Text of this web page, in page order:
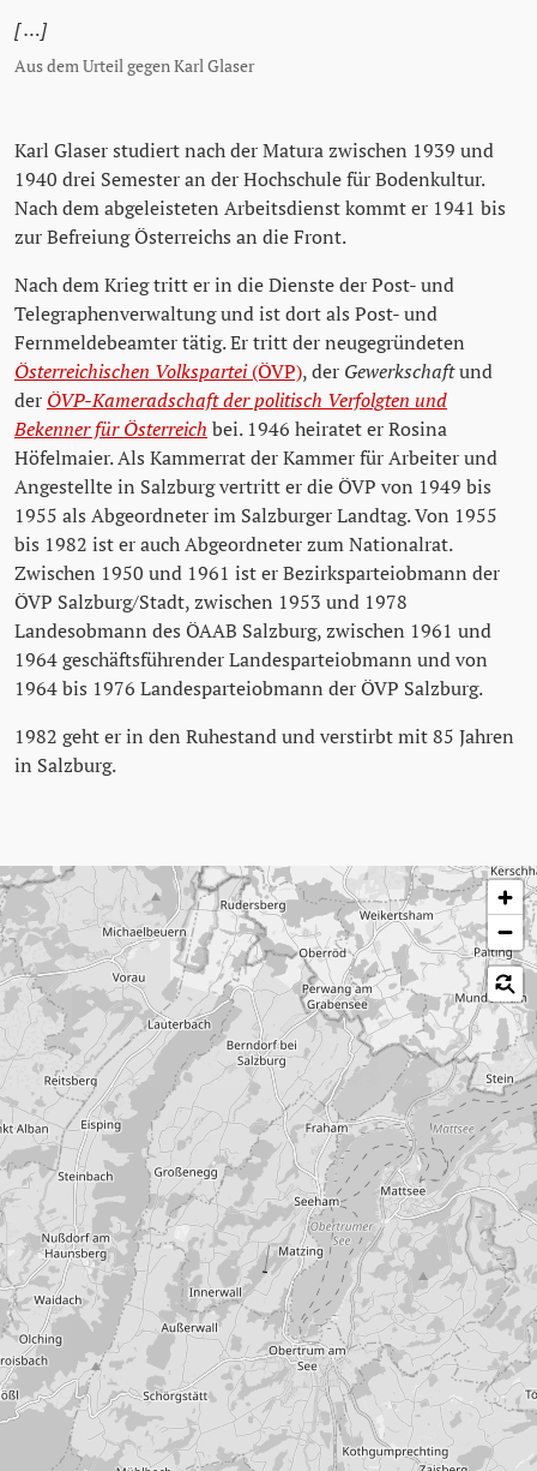
[ …]
Aus dem Urteil gegen Karl Glaser
Karl Glaser studiert nach der Matura zwischen 1939 und
1940 drei Semester an der Hochschule für Bodenkultur.
Nach dem abgeleisteten Arbeitsdienst kommt er 1941 bis
zur Befreiung Österreichs an die Front.
Nach dem Krieg tritt er in die Dienste der Post- und
Telegraphenverwaltung und ist dort als Post- und
Fernmeldebeamter tätig. Er tritt der neugegründeten
Österreichischen Volkspartei(ÖVP), der Gewerkschaftund
der ÖVP-Kameradschaft der politisch Verfolgten und
Bekenner für Österreich bei. 1946 heiratet er Rosina
Höfelmaier. Als Kammerrat der Kammer für Arbeiter und
Angestellte in Salzburg vertritt er die ÖVP von 1949 bis
1955 als Abgeordneter im Salzburger Landtag. Von 1955
bis 1982 ist er auch Abgeordneter zum Nationalrat.
Zwischen 1950 und 1961 ist er Bezirksparteiobmann der
ÖVP Salzburg/Stadt, zwischen 1953 und 1978
Landesobmann des ÖAAB Salzburg, zwischen 1961 und
1964 geschäftsführender Landesparteiobmann und von
1964 bis 1976 Landesparteiobmann der ÖVP Salzburg.
1982 geht er in den Ruhestand und verstirbt mit 85 Jahren
in Salzburg.
Karte überspringen